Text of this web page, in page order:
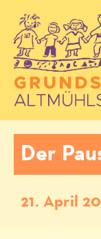
Der
21. April